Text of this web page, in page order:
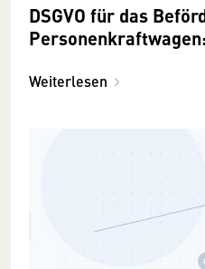
DSGVO für das
Weiterlesen